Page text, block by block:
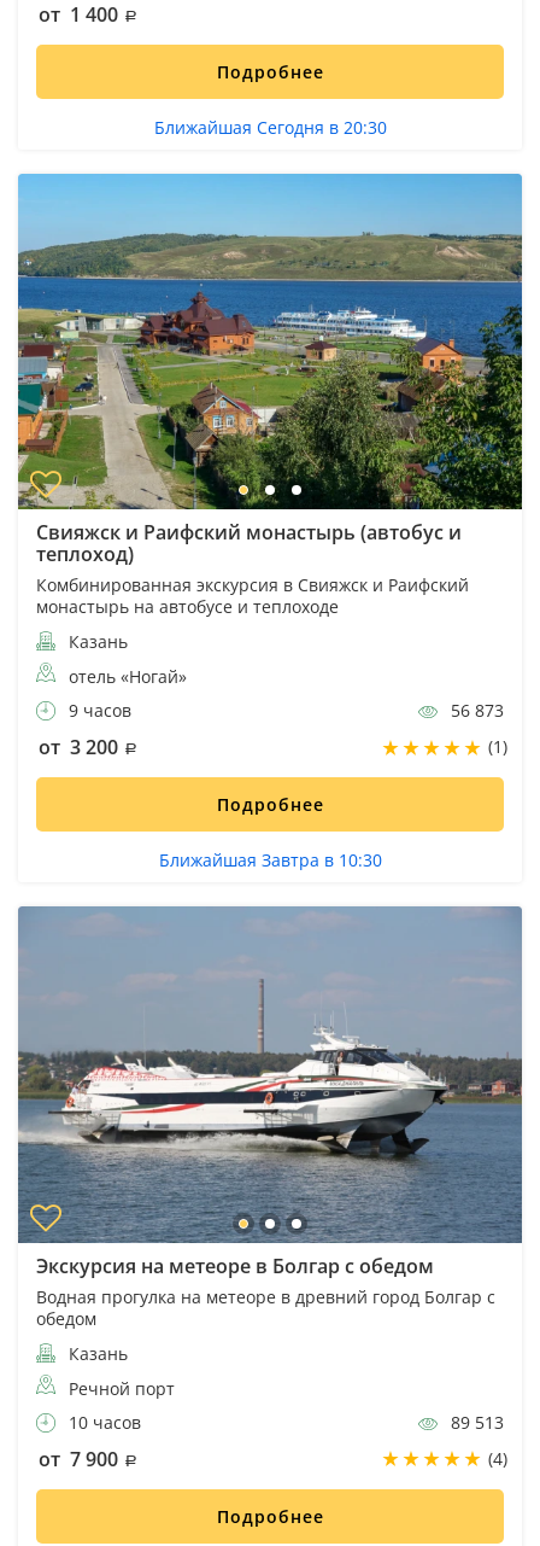
от 1 400
Подробнее
Ближайшая Сегодня в 20:30
Свияжск и Раифский монастырь (автобус и
теплоход)
Комбинированная экскурсия в Свияжск и Раифский
монастырь на автобусе и теплоходе
Казань
отель «Ногай»
9 часов
56 873
от 3 200 (1)
Подробнее
Ближайшая Завтра в 10:30
Экскурсия на метеоре в Болгар с обедом
Водная прогулка на метеоре в древний город Болгар с
обедом
Казань
Речной порт
10 часов
89 513
от 7 900 (4)
Подробнее